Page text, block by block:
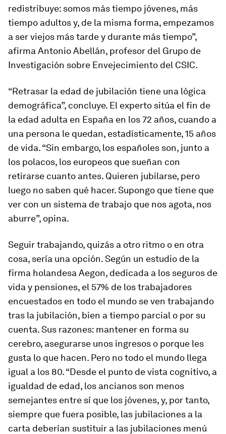
redistribuye: somos más tiempo jóvenes, más
tiempo adultos y, de la misma forma, empezamos
a ser viejos más tarde y durante más tiempo”,
afirma Antonio Abellán, profesor del Grupo de
Investigación sobre Envejecimiento del CSIC.
“Retrasar la edad de jubilación tiene una lógica
demográfica”, concluye. El experto sitúa el fin de
la edad adulta en España en los 72 años, cuando a
una persona le quedan, estadísticamente, 15 años
de vida. “Sin embargo, los españoles son, junto a
los polacos, los europeos que sueñan con
retirarse cuanto antes. Quieren jubilarse, pero
luego no saben qué hacer. Supongo que tiene que
ver con un sistema de trabajo que nos agota, nos
aburre”, opina.
Seguir trabajando, quizás a otro ritmo o en otra
cosa, sería una opción. Según un estudio de la
firma holandesa Aegon, dedicada a los seguros de
vida y pensiones, el 57% de los trabajadores
encuestados en todo el mundo se ven trabajando
tras la jubilación, bien a tiempo parcial o por su
cuenta. Sus razones: mantener en forma su
cerebro, asegurarse unos ingresos o porque les
gusta lo que hacen. Pero no todo el mundo llega
igual a los 80. “Desde el punto de vista cognitivo, a
igualdad de edad, los ancianos son menos
semejantes entre sí que los jóvenes, y, por tanto,
siempre que fuera posible, las jubilaciones a la
carta deberían sustituir a las jubilaciones menú